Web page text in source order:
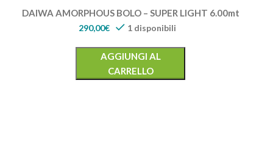
DAIWA AMORPHOUS BOLO – SUPER LIGHT 6.00mt
290,00€ 1 disponibili
AGGIUNGI AL
CARRELLO